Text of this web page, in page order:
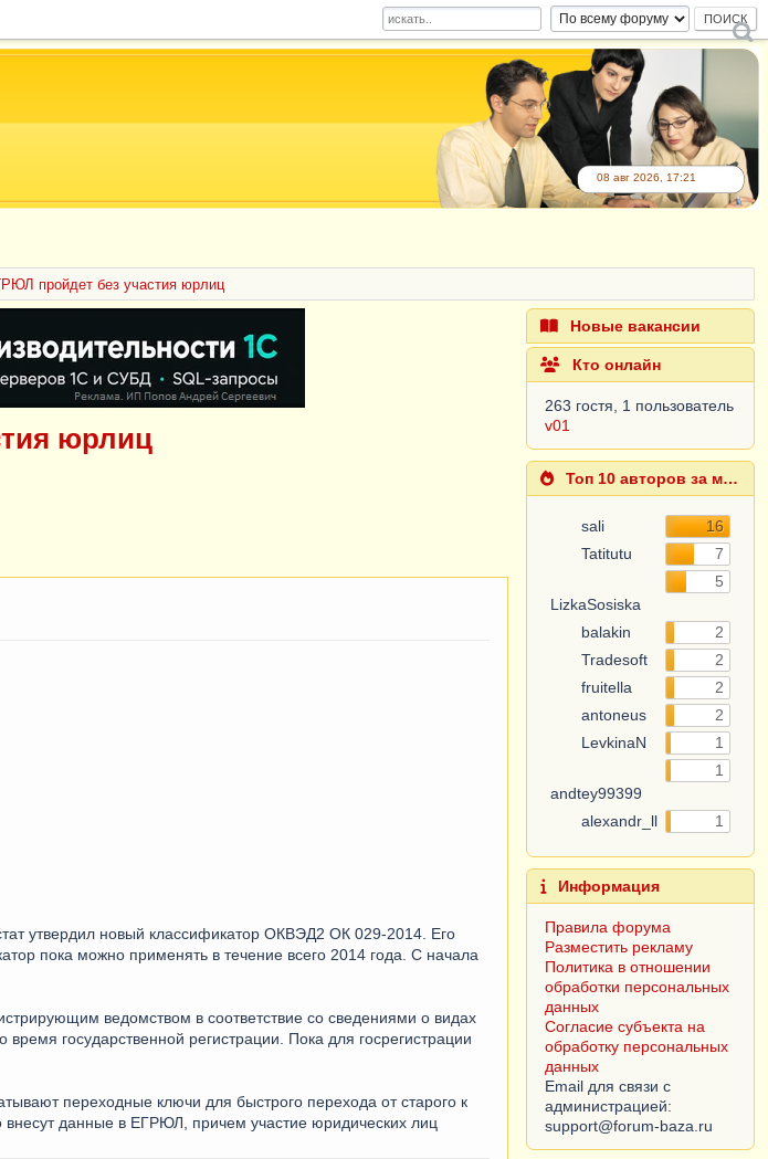
08 авг 2026, 17:21
пройдет без участия юрлиц
юрлиц
утвердил новый классификатор ОКВЭД2 ОК 029-2014. Его
пока можно применять в течение всего 2014 года. С начала
ведомством в соответствие со сведениями о видах
государственной регистрации. Пока для госрегистрации
переходные ключи для быстрого перехода от старого к
данные в ЕГРЮЛ, причем участие юридических лиц
Новые вакансии
Кто онлайн
263 гостя, 1 пользователь
v01
Топ 10 авторов за месяц
sali
16
Tatitutu
7
LizkaSosiska
5
balakin
2
Tradesoft
2
fruitella
2
antoneus
2
LevkinaN
1
andtey99399
1
alexandr_ll 1
Информация
Правила форума
Разместить рекламу
Политика в отношении
обработки персональных
данных
Согласие субъекта на
обработку персональных
данных
Email для связи с
администрацией: